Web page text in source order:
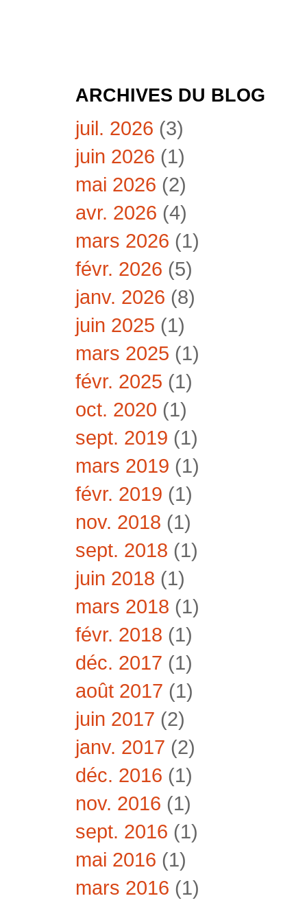
ARCHIVES DU BLOG
juil. 2026 (3)
juin 2026 (1)
mai 2026 (2)
avr. 2026 (4)
mars 2026 (1)
févr. 2026 (5)
janv. 2026 (8)
juin 2025 (1)
mars 2025 (1)
févr. 2025 (1)
oct. 2020 (1)
sept. 2019 (1)
mars 2019 (1)
févr. 2019 (1)
nov. 2018 (1)
sept. 2018 (1)
juin 2018 (1)
mars 2018 (1)
févr. 2018 (1)
déc. 2017 (1)
août 2017 (1)
juin 2017 (2)
janv. 2017 (2)
déc. 2016 (1)
nov. 2016 (1)
sept. 2016 (1)
mai 2016 (1)
mars 2016 (1)